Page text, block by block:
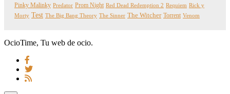
Pinky Malinky Predator Prom Night Red Dead Redemption 2 Requiem Rick y
Morty Test The Big Bang Theory The Sinner The Witcher Torrent Venom
OcioTime, Tu web de ocio.